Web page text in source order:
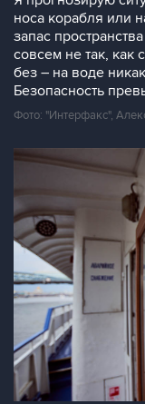
носа корабля или
запас
совсем не так, как
без – на воде
Безопасность
Фото: "Интерфакс",